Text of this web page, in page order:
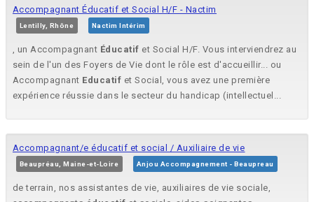
Accompagnant Éducatif et Social H/F - Nactim
Lentilly, Rhône Nactim Intérim
, un Accompagnant Éducatif et Social H/F. Vous interviendrez au
sein de l'un des Foyers de Vie dont le rôle est d'accueillir... ou
Accompagnant Educatif et Social, vous avez une première
expérience réussie dans le secteur du handicap (intellectuel...
Accompagnant/e éducatif et social / Auxiliaire de vie
Beaupréau, Maine-et-Loire Anjou Accompagnement - Beaupreau
de terrain, nos assistantes de vie, auxiliaires de vie sociale,